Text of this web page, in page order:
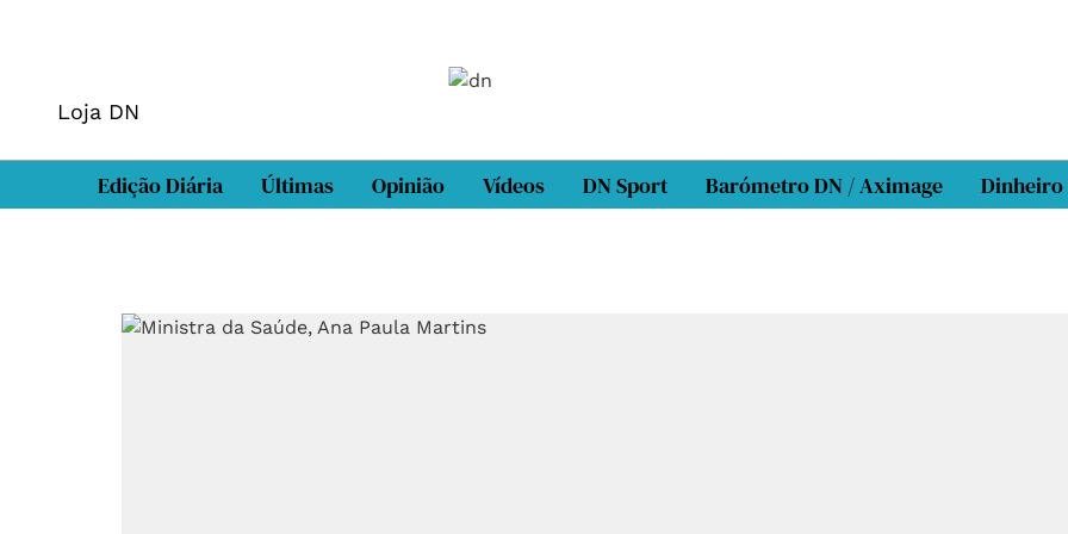
Loja DN
Edição Diária Últimas Opinião Vídeos DN Sport Barómetro DN / Aximage Dinheiro